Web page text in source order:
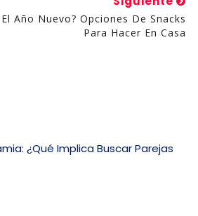
Año Nuevo? Opciones De Snacks
Para Hacer En Casa
¿Qué Implica Buscar Parejas